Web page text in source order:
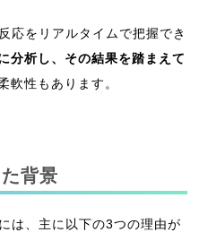
応をリアルタイムで把握でき
分析し、その結果を踏まえて
軟性もあります。
背景
は、主に以下の3つの理由が